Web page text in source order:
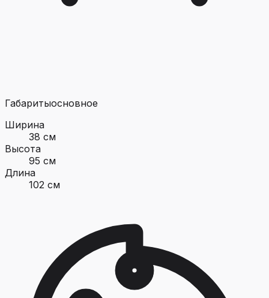
Габаритыосновное
Ширина
38 см
Высота
95 см
Длина
102 см